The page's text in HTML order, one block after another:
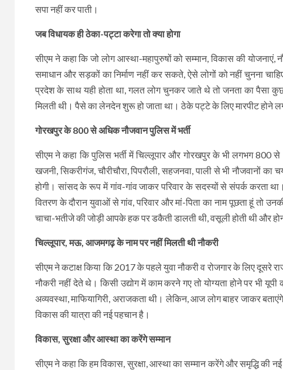
सपा नहीं कर पाती।
जब विधायक ही ठेका-पट्टा करेगा तो क्या होगा
सीएम ने कहा कि जो लोग आस्था-महापुरुषों को सम्मान, विकास की योजनाएं,
समाधान और सड़कों का निर्माण नहीं कर सकते, ऐसे लोगों को नहीं चुनना
प्रदेश के साथ यही होता था, गलत लोग चुनकर जाते थे तो जनता का पैसा
मिलती थी। पैसे का लेनदेन शुरू हो जाता था। ठेके पट्टे के लिए मारपीट होने
गोरखपुर के 800 से अधिक नौजवान पुलिस में भर्ती
सीएम ने कहा कि पुलिस भर्ती में चिल्लूपार और गोरखपुर के भी लगभग 800
खजनी, सिकरीगंज, चौरीचौरा, पिपरौली, सहजनवा, पाली से भी नौजवानों
होगी। सांसद के रूप में गांव-गांव जाकर परिवार के सदस्यों से संपर्क करता
वितरण के दौरान युवाओं से गांव, परिवार और मां-पिता का नाम पूछता हूं तो
चाचा-भतीजे की जोड़ी आपके हक पर डकैती डालती थी, वसूली होती थी और
चिल्लूपार, मऊ, आजमगढ़ के नाम पर नहीं मिलती थी नौकरी
सीएम ने कटाक्ष किया कि 2017 के पहले युवा नौकरी व रोजगार के लिए दूसरे
नौकरी नहीं देते थे। किसी उद्योग में काम करने गए तो योग्यता होने पर भी
अव्यवस्था, माफियागिरी, अराजकता थी। लेकिन, आज लोग बाहर जाकर
विकास की यात्रा की नई पहचान है।
विकास, सुरक्षा और आस्था का करेंगे सम्मान
सीएम ने कहा कि हम विकास, सुरक्षा, आस्था का सम्मान करेंगे और समृद्धि